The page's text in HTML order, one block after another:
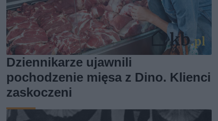
Dziennikarze ujawnili
pochodzenie mięsa z Dino. Klienci
zaskoczeni